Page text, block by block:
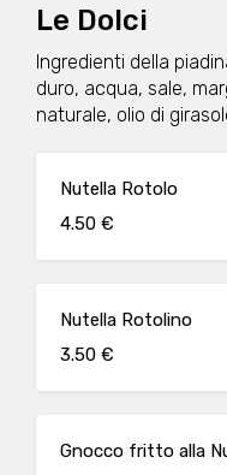
Le Dolci
Ingredienti della
duro, acqua, sale,
naturale, olio di
Nutella Rotolo
4.50 €
Nutella Rotolino
3.50 €
Gnocco fritto alla